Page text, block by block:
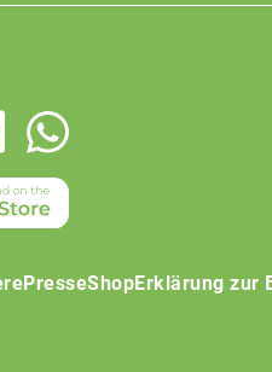
PresseShopErklärung zur